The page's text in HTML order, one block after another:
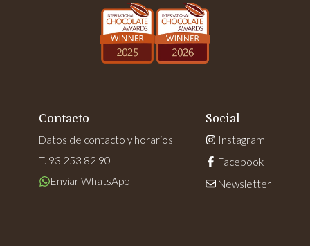
Contacto
Datos de contacto y horarios
T. 93 253 82 90
Enviar WhatsApp
Social
Instagram
Facebook
Newsletter